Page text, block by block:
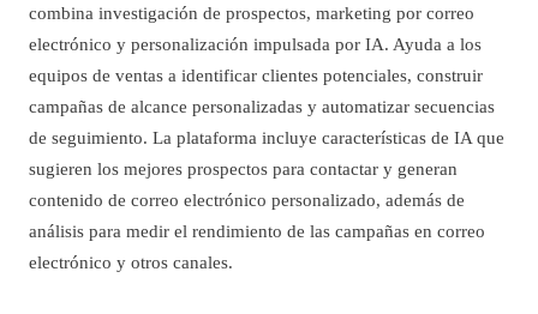
combina investigación de prospectos, marketing por correo
electrónico y personalización impulsada por IA. Ayuda a los
equipos de ventas a identificar clientes potenciales, construir
campañas de alcance personalizadas y automatizar secuencias
de seguimiento. La plataforma incluye características de IA que
sugieren los mejores prospectos para contactar y generan
contenido de correo electrónico personalizado, además de
análisis para medir el rendimiento de las campañas en correo
electrónico y otros canales.